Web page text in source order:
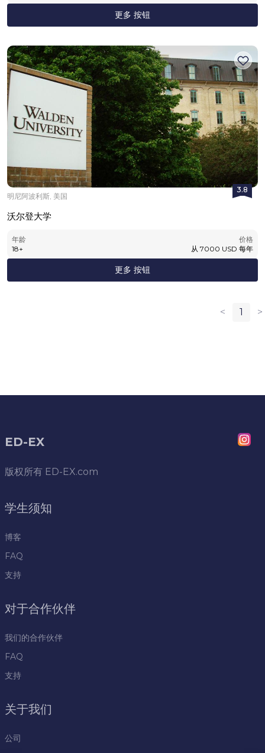
更多 按钮
3.8
明尼阿波利斯, 美国
沃尔登大学
年龄
18+
价格
从 7000 USD 每年
更多 按钮
< 1 >
ED-EX
版权所有 ED-EX.com
学生须知
博客
FAQ
支持
对于合作伙伴
我们的合作伙伴
FAQ
支持
关于我们
公司